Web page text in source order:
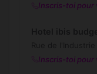
Inscris-toi pour
Inscris-toi pour